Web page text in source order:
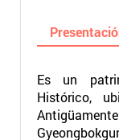
Es un
Histórico,